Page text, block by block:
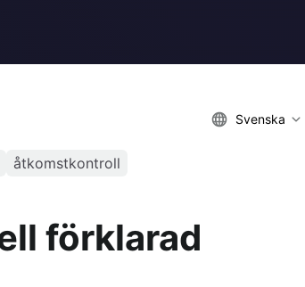
Svenska
åtkomstkontroll
förklarad